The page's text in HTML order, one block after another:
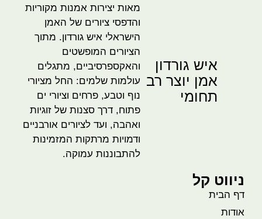
איש גורדון
אמן יוצר רב
תחומי
מאות יצירות אמנות מקוריות
והדפסי ציורים של האמן
הישראלי איש גורדון. מתוך
הציורים המופשטים
והאקספרסיביים, מתגלים
עולמות שלמים: החל מציורי
נוף וטבע, פרחים וציורי ים
פתוח, דרך סצנות של זוגיות
ואהבה, ועד לציורים אורבניים
ודמויות מרתקות המזמינות
להתבוננות עמוקה.
ניווט קל
דף הבית
אודות